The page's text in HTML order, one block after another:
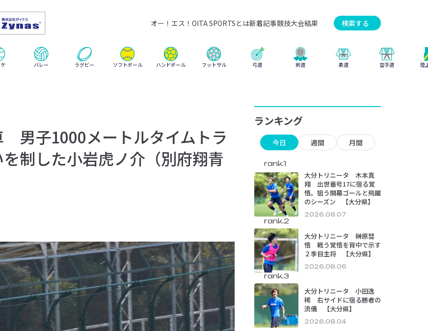
オー！エス！OITA SPORTSとは新着記事競技大会結果 検索する
バレー ラグビー ソフトボール ハンドボール フットサル 弓道 剣道 柔道 空手道 陸
子1000メートルタイムトラ
制した小岩虎ノ介（別府翔青
ランキング
今日 週間 月間
rank.1
大分トリニータ 木本真
翔 出世番号17に宿る覚
悟。狙う開幕ゴールと飛躍
のシーズン 【大分県】
2026.08.07
rank.2
大分トリニータ 榊原彗
悟 戦う覚悟を背中で示す
２季目主将 【大分県】
2026.08.06
rank.3
大分トリニータ 小田逸
稀 右サイドに宿る勝者の
流儀 【大分県】
2026.08.04